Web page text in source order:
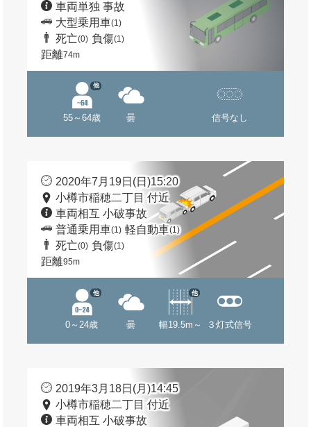
車両単独 事故
大型乗用車(1)
死亡(0) 負傷(1)
距離74m
55～64歳
他
曇 信号なし
2020年7月19日(日)15:20
小樽市稲穂二丁目 付近
車両相互 小破事故
普通乗用車(1) 軽自動車(1)
死亡(0) 負傷(1)
距離95m
0～24歳
他
曇 幅19.5m～
他
３灯式信号
2019年3月18日(月)14:45
小樽市稲穂二丁目 付近
車両相互 小破事故